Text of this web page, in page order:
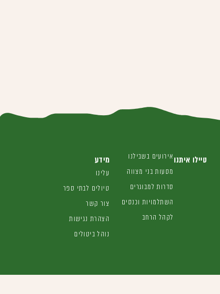
טיילו איתנואירועים בשבילנו
מסעות בני מצווה
סדרות למבוגרים
השתלמויות וכנסים
לקהל הרחב
מידע
עלינו
טיולים לבתי ספר
צור קשר
הצהרת נגישות
נוהל ביטולים